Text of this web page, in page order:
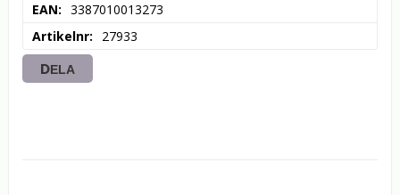
EAN
3387010013273
Artikelnr
27933
DELA